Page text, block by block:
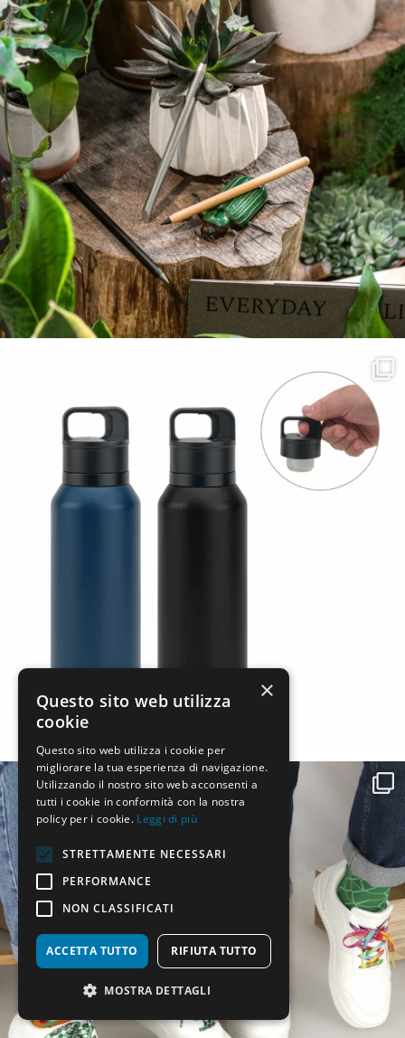
×
Questo sito web utilizza
cookie
Questo sito web utilizza i cookie per
migliorare la tua esperienza di navigazione.
Utilizzando il nostro sito web acconsenti a
tutti i cookie in conformità con la nostra
policy per i cookie. Leggi di più
STRETTAMENTE NECESSARI
PERFORMANCE
NON CLASSIFICATI
ACCETTA TUTTO RIFIUTA TUTTO
MOSTRA DETTAGLI